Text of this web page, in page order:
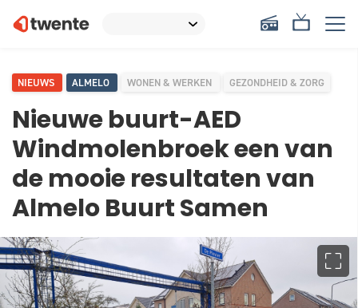
NIEUWS ALMELO WONEN & WERKEN GEZONDHEID & ZORG
Nieuwe buurt-AED
Windmolenbroek een van
de mooie resultaten van
Almelo Buurt Samen